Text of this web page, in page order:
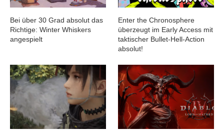
Bei über 30 Grad absolut das
Richtige: Winter Whiskers
angespielt
Enter the Chronosphere
überzeugt im Early Access mit
taktischer Bullet-Hell-Action
absolut!